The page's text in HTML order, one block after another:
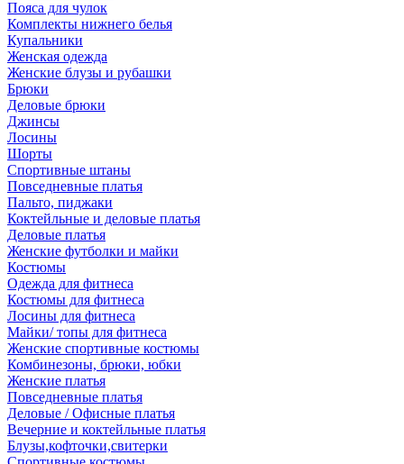
Пояса для чулок
Комплекты нижнего белья
Купальники
Женская одежда
Женские блузы и рубашки
Брюки
Деловые брюки
Джинсы
Лосины
Шорты
Спортивные штаны
Повседневные платья
Пальто, пиджаки
Коктейльные и деловые платья
Деловые платья
Женские футболки и майки
Костюмы
Одежда для фитнеса
Костюмы для фитнеса
Лосины для фитнеса
Майки/ топы для фитнеса
Женские спортивные костюмы
Комбинезоны, брюки, юбки
Женские платья
Повседневные платья
Деловые / Офисные платья
Вечерние и коктейльные платья
Блузы,кофточки,свитерки